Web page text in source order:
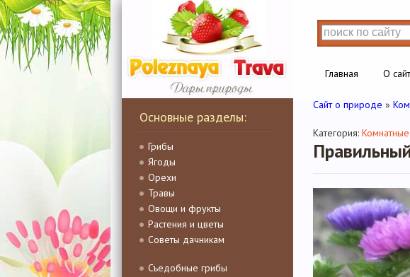
Главная О
Основные разделы:
Грибы
Ягоды
Орехи
Травы
Овощи и фрукты
Растения и цветы
Советы дачникам
Съедобные грибы
Сайт о природе »
Категория: